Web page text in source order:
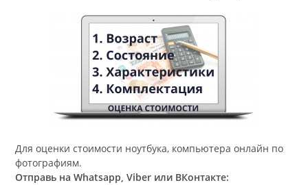
Для оценки стоимости ноутбука, компьютера онлайн по
фотографиям.
Отправь на Whatsapp, Viber или ВКонтакте: